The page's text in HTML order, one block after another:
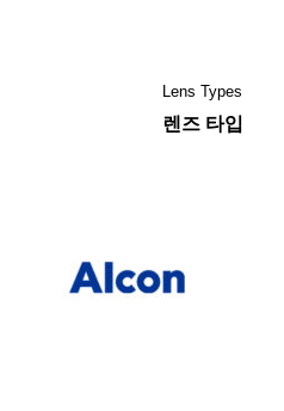
Lens Types
렌즈 타입